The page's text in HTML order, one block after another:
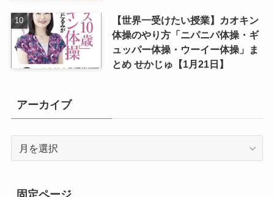
【世界一受けたい授業】カオキン
体操のやり方「ニパニパ体操・ギ
ュッパー体操・ウーイー体操」ま
とめ せかじゅ【1月21日】
アーカイブ
イ
固定ページ